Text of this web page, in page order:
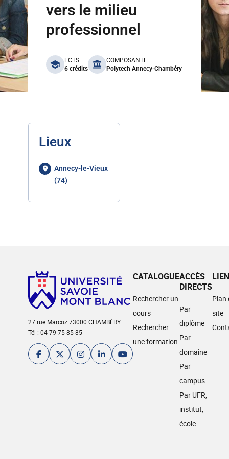
vers le milieu
professionnel
benefits
ECTS
6 crédits
COMPOSANTE
Polytech Annecy-Chambéry
Lieux
Annecy-le-Vieux
(74)
27 rue Marcoz 73000 CHAMBÉRY
Tél : 04 79 75 85 85
CATALOGUE
Rechercher un
cours
Rechercher
une formation
ACCÈS
DIRECTS
Par
diplôme
Par
domaine
Par
campus
Par UFR,
institut,
école
Plan
site